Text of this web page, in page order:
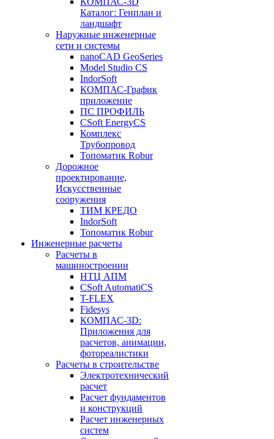
Каталог: Генплан и
ландшафт
Наружные инженерные
сети и системы
nanoCAD GeoSeries
Model Studio CS
IndorSoft
КОМПАС-График
приложение
ПС ПРОФИЛЬ
CSoft EnergyCS
Комплекс
Трубопровод
Топоматик Robur
Дорожное
проектирование,
Искусственные
сооружения
ТИМ КРЕДО
IndorSoft
Топоматик Robur
Инженерные расчеты
Расчеты в
машиностроении
НТЦ АПМ
CSoft AutomatiCS
T-FLEX
Fidesys
КОМПАС-3D:
Приложения для
расчетов, анимации,
фотореалистики
Расчеты в строительстве
Электротехнический
расчет
Расчет фундаментов
и конструкций
Расчет инженерных
систем